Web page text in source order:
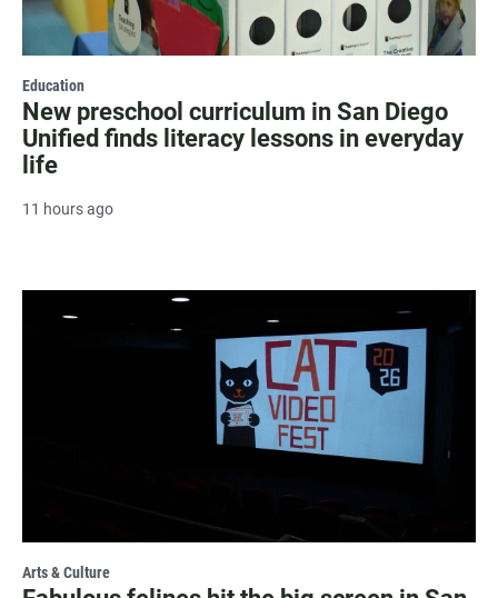
Education
New preschool curriculum in San Diego
Unified finds literacy lessons in everyday
life
11 hours ago
Arts & Culture